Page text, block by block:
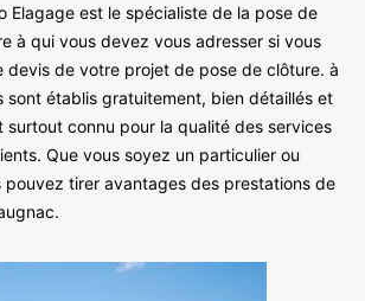
Elagage est le spécialiste de la pose de
à qui vous devez vous adresser si vous
devis de votre projet de pose de clôture. à
sont établis gratuitement, bien détaillés et
surtout connu pour la qualité des services
Que vous soyez un particulier ou
pouvez tirer avantages des prestations de